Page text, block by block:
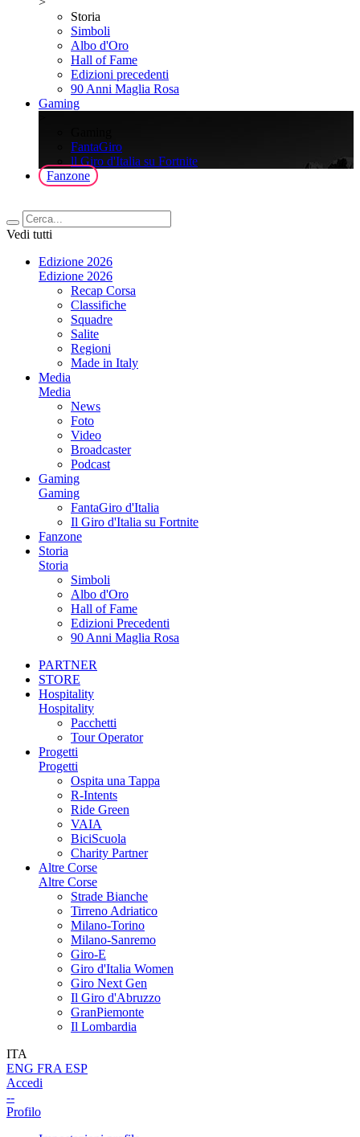
Storia
Simboli
Albo d'Oro
Hall of Fame
Edizioni precedenti
90 Anni Maglia Rosa
Gaming
FantaGiro
ll Giro d'Italia su Fortnite
Fanzone
Vedi tutti
Edizione 2026
Edizione 2026
Recap Corsa
Classifiche
Squadre
Salite
Regioni
Made in Italy
Media
Media
News
Foto
Video
Broadcaster
Podcast
Gaming
Gaming
FantaGiro d'Italia
Il Giro d'Italia su Fortnite
Fanzone
Storia
Storia
Simboli
Albo d'Oro
Hall of Fame
Edizioni Precedenti
90 Anni Maglia Rosa
PARTNER
STORE
Hospitality
Hospitality
Pacchetti
Tour Operator
Progetti
Progetti
Ospita una Tappa
R-Intents
Ride Green
VAIA
BiciScuola
Charity Partner
Altre Corse
Altre Corse
Strade Bianche
Tirreno Adriatico
Milano-Torino
Milano-Sanremo
Giro-E
Giro d'Italia Women
Giro Next Gen
Il Giro d'Abruzzo
GranPiemonte
Il Lombardia
ITA
ENG FRA ESP
Accedi
--
Profilo